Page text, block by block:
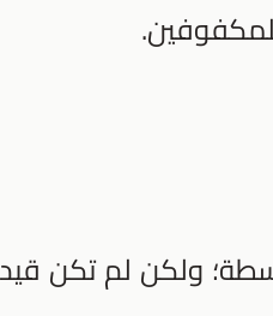
ولكن لم تكن